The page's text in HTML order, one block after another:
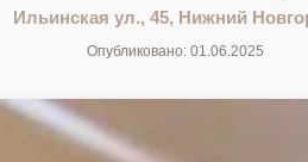
Ильинская ул., 45, Нижний
Опубликовано: 01.06.2025